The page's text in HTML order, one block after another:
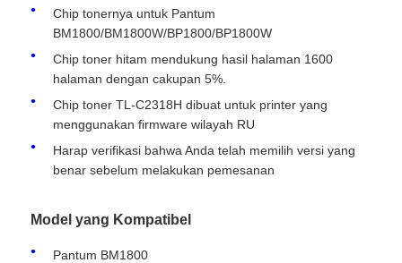
Chip tonernya untuk Pantum
BM1800/BM1800W/BP1800/BP1800W
Chip toner hitam mendukung hasil halaman 1600
halaman dengan cakupan 5%.
Chip toner TL-C2318H dibuat untuk printer yang
menggunakan firmware wilayah RU
Harap verifikasi bahwa Anda telah memilih versi yang
benar sebelum melakukan pemesanan
Model yang Kompatibel
Pantum BM1800